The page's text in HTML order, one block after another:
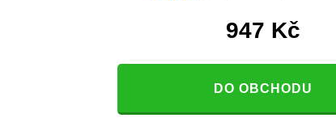
947 Kč
DO OBCHODU